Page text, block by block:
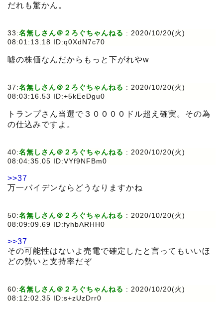
だれも驚かん。
33:名無しさん＠２ろぐちゃんねる : 2020/10/20(火)
08:01:13.18 ID:q0XdN7c70
嘘の株価なんだからもっと下がれやw
37:名無しさん＠２ろぐちゃんねる : 2020/10/20(火)
08:03:16.53 ID:+5kEeDgu0
トランプさん当選で３００００ドル超え確実。その為
の仕込みですよ。
40:名無しさん＠２ろぐちゃんねる : 2020/10/20(火)
08:04:35.05 ID:VYf9NFBm0
>>37
万一バイデンならどうなりますかね
50:名無しさん＠２ろぐちゃんねる : 2020/10/20(火)
08:09:09.69 ID:fyhbARHH0
>>37
その可能性はないよ売電で確定したと言ってもいいほ
どの勢いと支持率だぞ
60:名無しさん＠２ろぐちゃんねる : 2020/10/20(火)
08:12:02.35 ID:s+zUzDrr0